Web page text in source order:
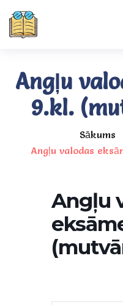
Angļu
9.kl.
Sākums
Angļu valodas
Angļu